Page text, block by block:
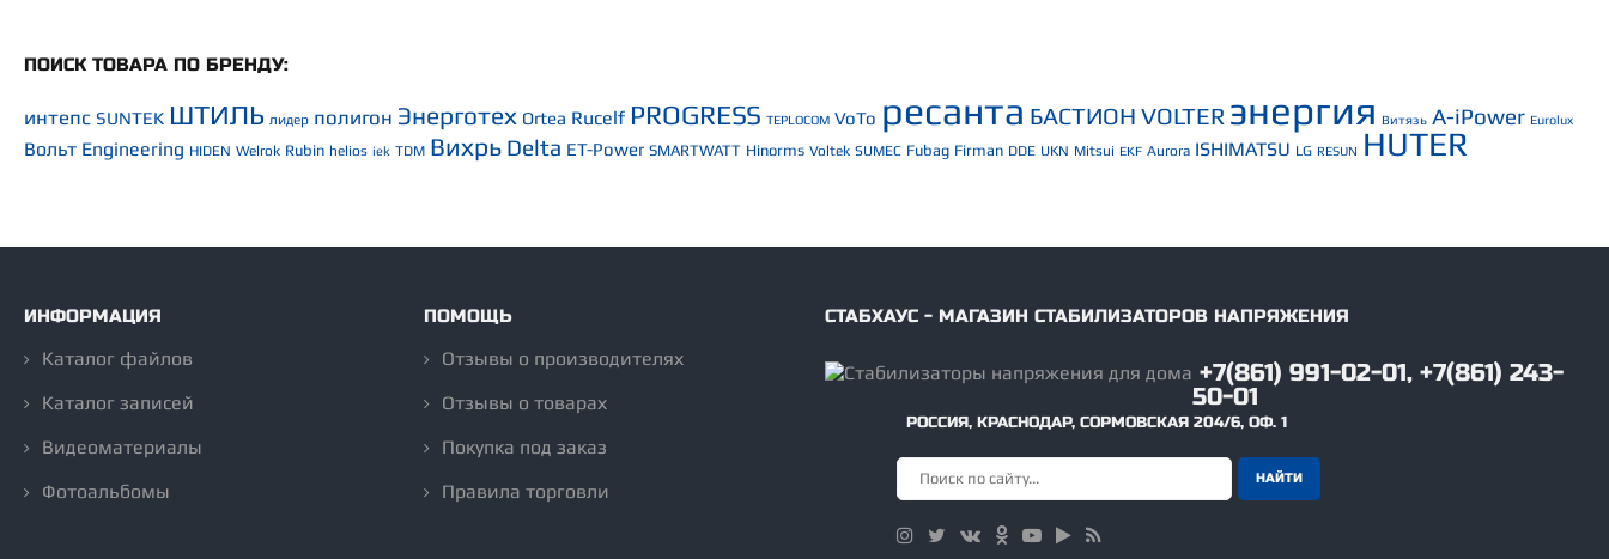
ПОИСК ТОВАРА ПО БРЕНДУ:
интепс SUNTEK ШТИЛЬ лидер полигон Энерготех Ortea Rucelf PROGRESS TEPLOCOM VoTo ресанта БАСТИОН VOLTER энергия Витязь A-iPower Eurolux
Вольт Engineering HIDEN Welrok Rubin helios iek TDM Вихрь Delta ET-Power SMARTWATT Hinorms Voltek SUMEC Fubag Firman DDE UKN Mitsui EKF Aurora ISHIMATSU LG RESUN HUTER
ИНФОРМАЦИЯ
Каталог файлов
Каталог записей
Видеоматериалы
Фотоальбомы
ПОМОЩЬ
Отзывы о производителях
Отзывы о товарах
Покупка под заказ
Правила торговли
СТАБХАУС - МАГАЗИН СТАБИЛИЗАТОРОВ НАПРЯЖЕНИЯ
+7(861) 991-02-01, +7(861) 243-
50-01
РОССИЯ, КРАСНОДАР, СОРМОВСКАЯ 204/6, ОФ. 1